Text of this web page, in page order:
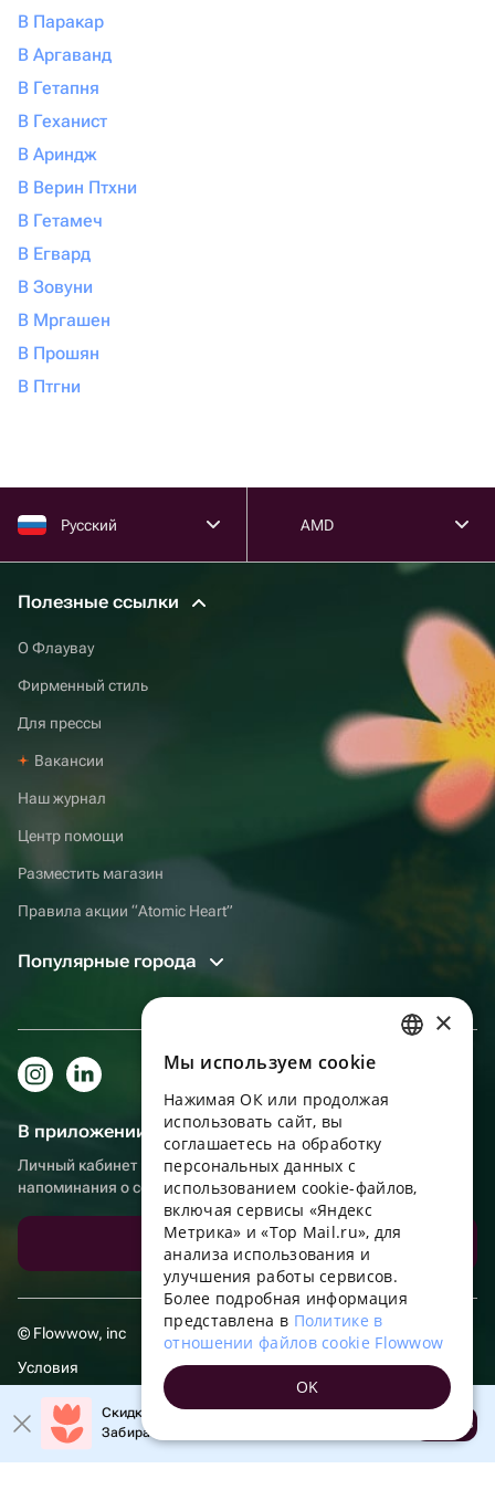
В Паракар
В Аргаванд
В Гетапня
В Геханист
В Ариндж
В Верин Птхни
В Гетамеч
В Егвард
В Зовуни
В Мргашен
В Прошян
В Птгни
Русский AMD
Полезные ссылки
О Флаувау
Фирменный стиль
Для прессы
Вакансии
Наш журнал
Центр помощи
Разместить магазин
Правила акции “Atomic Heart”
Популярные города
В приложении еще удобнее!
Личный кабинет получателя, больше бонусов за покупки и
напоминания о событиях
Скачать приложение
© Flowwow, inc
Условия
Обработка персональных данных
Скидка 20% на первый заказ!
Забирайте промокод в приложении!
Открыть
ENGLISH
UKRAINIAN
PORTUGUESE
FRENCH
TURKISH
POLISH
×
Мы используем сookie
Нажимая ОК или продолжая
использовать сайт, вы
соглашаетесь на обработку
персональных данных с
использованием cookie-файлов,
включая сервисы «Яндекс
Метрика» и «Top Mail.ru», для
анализа использования и
улучшения работы сервисов.
Более подробная информация
представлена в Политике в
отношении файлов cookie Flowwow
OK